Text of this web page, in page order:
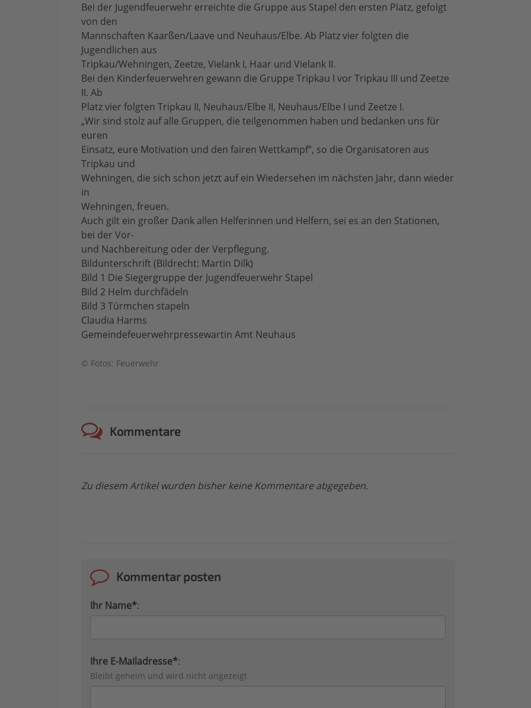
Bei der Jugendfeuerwehr erreichte die Gruppe aus Stapel den ersten Platz, gefolgt
von den
Mannschaften Kaarßen/Laave und Neuhaus/Elbe. Ab Platz vier folgten die
Jugendlichen aus
Tripkau/Wehningen, Zeetze, Vielank I, Haar und Vielank II.
Bei den Kinderfeuerwehren gewann die Gruppe Tripkau I vor Tripkau III und Zeetze
II. Ab
Platz vier folgten Tripkau II, Neuhaus/Elbe II, Neuhaus/Elbe I und Zeetze I.
„Wir sind stolz auf alle Gruppen, die teilgenommen haben und bedanken uns für
euren
Einsatz, eure Motivation und den fairen Wettkampf“, so die Organisatoren aus
Tripkau und
Wehningen, die sich schon jetzt auf ein Wiedersehen im nächsten Jahr, dann wieder
in
Wehningen, freuen.
Auch gilt ein großer Dank allen Helferinnen und Helfern, sei es an den Stationen,
bei der Vor-
und Nachbereitung oder der Verpflegung.
Bildunterschrift (Bildrecht: Martin Dilk)
Bild 1 Die Siegergruppe der Jugendfeuerwehr Stapel
Bild 2 Helm durchfädeln
Bild 3 Türmchen stapeln
Claudia Harms
Gemeindefeuerwehrpressewartin Amt Neuhaus
© Fotos: Feuerwehr
Kommentare
Zu diesem Artikel wurden bisher keine Kommentare abgegeben.
Kommentar posten
Ihr Name*:
Ihre E-Mailadresse*:
Bleibt geheim und wird nicht angezeigt